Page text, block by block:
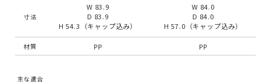
寸法
材質
主な適合
W 83.9
D 83.9
H 54.3（キャップ込み）
PP
W 84.0
D 84.0
H 57.0（キャップ込み）
PP